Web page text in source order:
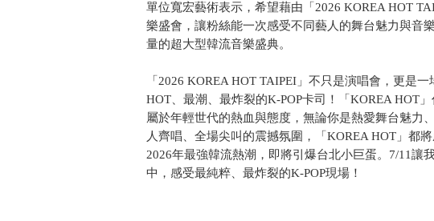
單位寬宏藝術表示，希望藉由「2026 KOREA HOT
樂盛會，讓粉絲能一次感受不同藝人的舞台魅力與音
量的超大型韓流音樂盛典。
「2026 KOREA HOT TAIPEI」不只是演唱會，更是
HOT、最潮、最炸裂的K-POP卡司！「KOREA HOT
屬於年輕世代的熱血與態度，無論你是熱愛舞台魅力
人齊唱、全場尖叫的震撼氛圍，「KOREA HOT」都
2026年最強韓流熱潮，即將引爆台北小巨蛋。7/11讓
中，感受最純粹、最炸裂的K-POP現場！